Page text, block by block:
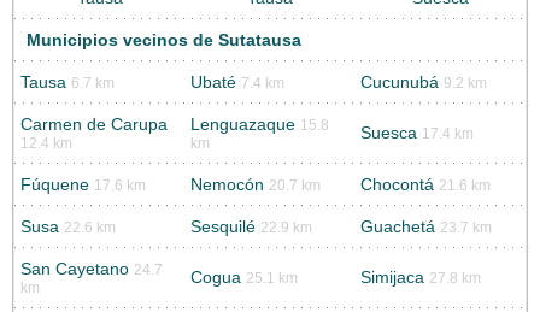
Municipios vecinos de Sutatausa
Tausa 6.7 km Ubaté 7.4 km Cucunubá 9.2 km
Carmen de Carupa
12.4 km
Lenguazaque 15.8
km
Suesca 17.4 km
Fúquene 17.6 km Nemocón 20.7 km Chocontá 21.6 km
Susa 22.6 km Sesquilé 22.9 km Guachetá 23.7 km
San Cayetano 24.7
km
Cogua 25.1 km Simijaca 27.8 km